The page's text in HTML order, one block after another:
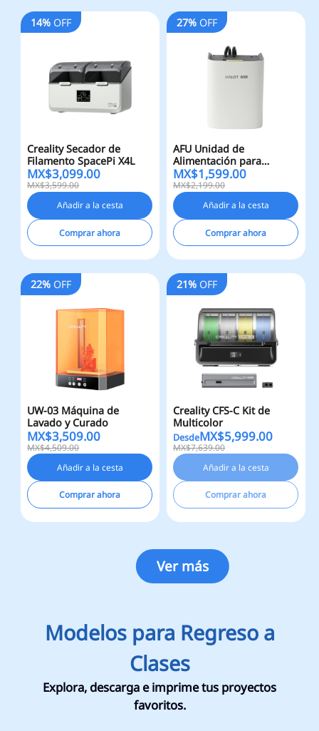
14% OFF
Creality Secador de
Filamento SpacePi X4L
MX$3,099.00
MX$3,599.00
Añadir a la cesta
Comprar ahora
27%OFF
AFU Unidad de
Alimentación para
HALOT-X1
MX$1,599.00
MX$2,199.00
Añadir a la cesta
Comprar ahora
22% OFF
UW-03 Máquina de
Lavado y Curado
MX$3,509.00
MX$4,509.00
Añadir a la cesta
Comprar ahora
21%OFF
Creality CFS-C Kit de
Multicolor
DesdeMX$5,999.00
MX$7,639.00
Añadir a la cesta
Comprar ahora
Ver más